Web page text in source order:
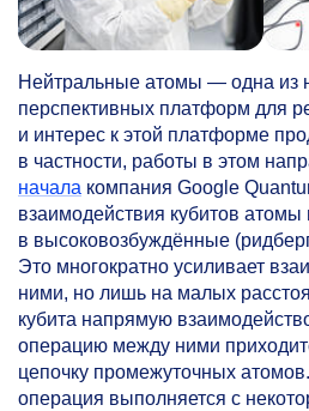
Нейтральные атомы — одна из
перспективных платформ для
и интерес к этой платформе
в частности, работы в этом
начала компания Google
взаимодействия кубитов
в высоковозбуждённые
Это многократно усиливает
ними, но лишь на малых
кубита напрямую
операцию между ними
цепочку промежуточных
операция выполняется с